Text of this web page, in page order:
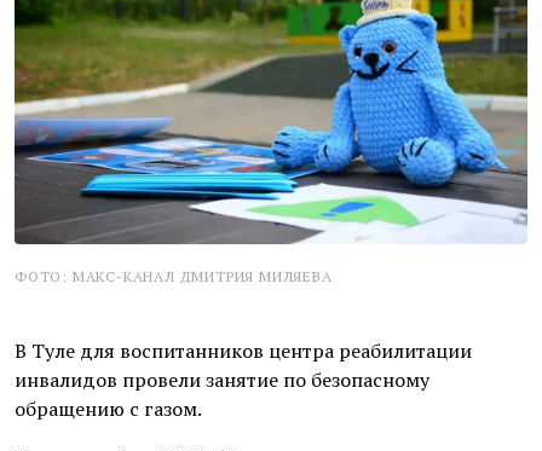
ФОТО: МАКС-КАНАЛ ДМИТРИЯ МИЛЯЕВА
В Туле для воспитанников центра реабилитации
инвалидов провели занятие по безопасному
обращению с газом.